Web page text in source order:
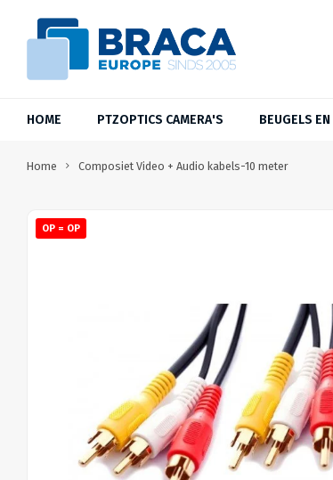
HOME PTZOPTICS CAMERA'S BEUGELS
Home Composiet Video + Audio kabels-10 meter
OP = OP